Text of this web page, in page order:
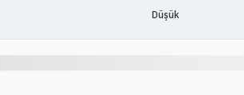
Düşük